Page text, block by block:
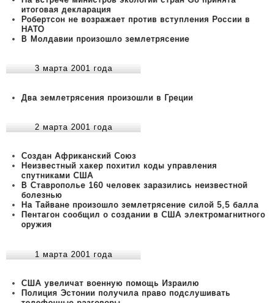
итоговая декларация
Робертсон не возражает против вступления России в
НАТО
В Молдавии произошло землетрясение
3 марта 2001 года
Два землетрясения произошли в Греции
2 марта 2001 года
Создан Африканский Союз
Неизвестный хакер похитил коды управления
спутниками США
В Ставрополье 160 человек заразились неизвестной
болезнью
На Тайване произошло землетрясение силой 5,5 балла
Пентагон сообщил о создании в США электромагнитного
оружия
1 марта 2001 года
США увеличат военную помощь Израилю
Полиция Эстонии получила право подслушивать